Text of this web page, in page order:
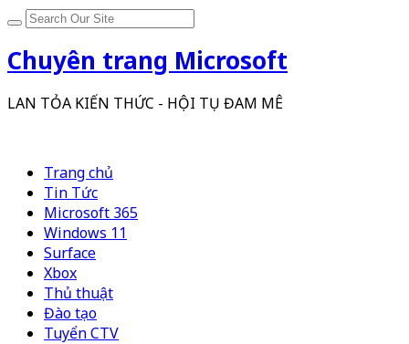
Chuyên trang Microsoft
LAN TỎA KIẾN THỨC - HỘI TỤ ĐAM MÊ
Trang chủ
Tin Tức
Microsoft 365
Windows 11
Surface
Xbox
Thủ thuật
Đào tạo
Tuyển CTV